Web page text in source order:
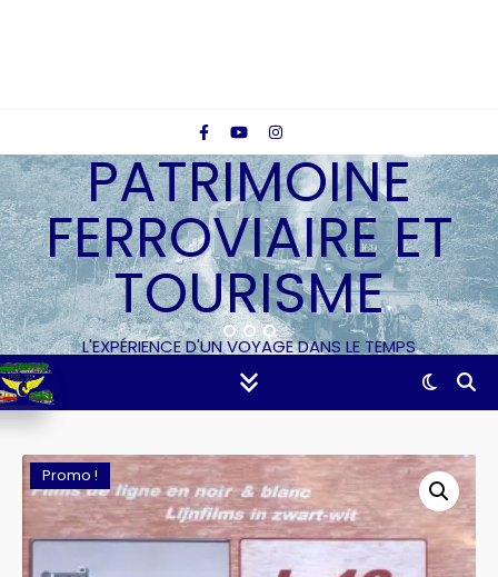
PATRIMOINE
FERROVIAIRE ET
TOURISME
L'EXPÉRIENCE D'UN VOYAGE DANS LE TEMPS
Promo !